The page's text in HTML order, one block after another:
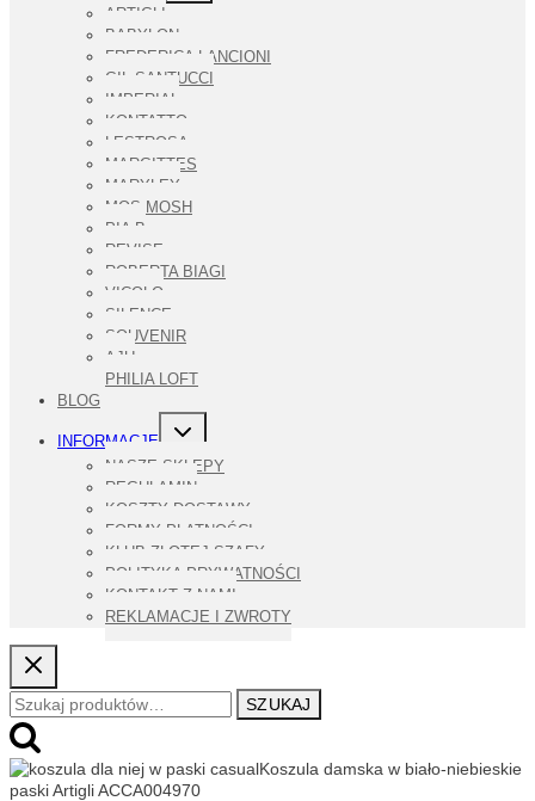
ARTIGLI
BABYLON
FREDERICA LANCIONI
GIL SANTUCCI
IMPERIAL
KONTATTO
LESTROSA
MARGITTES
MARYLEY
MOS MOSH
PIA B
REVISE
ROBERTA BIAGI
VICOLO
SILENCE
SOUVENIR
AJU
PHILIA LOFT
BLOG
INFORMACJE
PRZEŁĄCZ
MENU
PODRZĘDNE
NASZE SKLEPY
REGULAMIN
KOSZTY DOSTAWY
FORMY PŁATNOŚCI
KLUB ZŁOTEJ SZAFY
POLITYKA PRYWATNOŚCI
KONTAKT Z NAMI
REKLAMACJE I ZWROTY
Szukaj: SZUKAJ
Koszula damska w biało-niebieskie
paski Artigli ACCA004970